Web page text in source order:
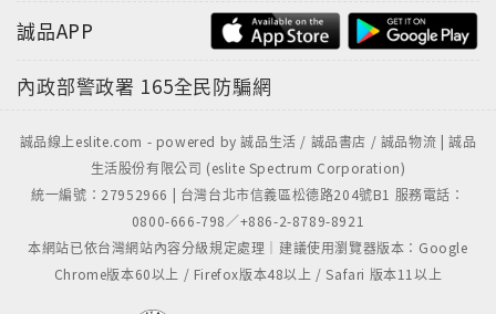
誠品APP
內政部警政署 165全民防騙網
誠品線上eslite.com - powered by 誠品生活 / 誠品書店 / 誠品物流 | 誠品
生活股份有限公司 (eslite Spectrum Corporation)
統一編號：27952966 | 台灣台北市信義區松德路204號B1 服務電話：
0800-666-798／+886-2-8789-8921
本網站已依台灣網站內容分級規定處理｜建議使用瀏覽器版本：Google
Chrome版本60以上 / Firefox版本48以上 / Safari 版本11以上